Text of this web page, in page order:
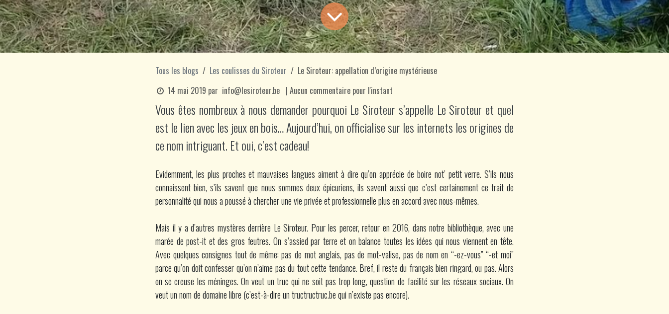
Tous les blogs Les coulisses du Siroteur
Le Siroteur: appellation d’origine mystérieuse
14 mai 2019 par info@lesiroteur.be | Aucun commentaire pour l'instant
Vous êtes nombreux à nous demander pourquoi Le Siroteur s’appelle Le Siroteur et quel
est le lien avec les jeux en bois… Aujourd’hui, on officialise sur les internets les origines de
ce nom intriguant. Et oui, c’est cadeau!
Evidemment, les plus proches et mauvaises langues aiment à dire qu’on apprécie de boire not’ petit verre. S’ils nous
connaissent bien, s’ils savent que nous sommes deux épicuriens, ils savent aussi que c’est certainement ce trait de
personnalité qui nous a poussé à chercher une vie privée et professionnelle plus en accord avec nous-mêmes.
Mais il y a d’autres mystères derrière Le Siroteur. Pour les percer, retour en 2016, dans notre bibliothèque, avec une
marée de post-it et des gros feutres. On s’assied par terre et on balance toutes les idées qui nous viennent en tête.
Avec quelques consignes tout de même: pas de mot anglais, pas de mot-valise, pas de nom en “-ez-vous” “-et moi”
parce qu’on doit confesser qu’on n’aime pas du tout cette tendance. Bref, il reste du français bien ringard, ou pas. Alors
on se creuse les méninges. On veut un truc qui ne soit pas trop long, question de facilité sur les réseaux sociaux. On
veut un nom de domaine libre (c’est-à-dire untructructruc.bequi n’existe pas encore).